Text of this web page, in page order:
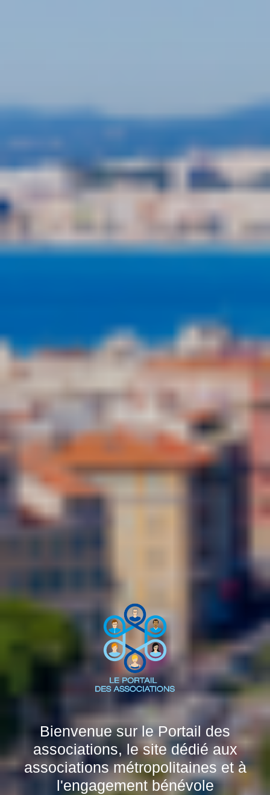
Bienvenue sur le Portail des
associations, le site dédié aux
associations métropolitaines et à
l'engagement bénévole